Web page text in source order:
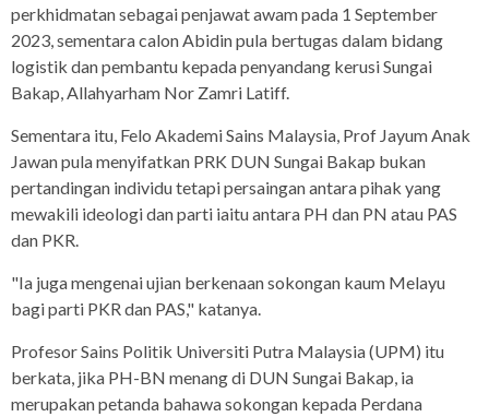
perkhidmatan sebagai penjawat awam pada 1 September
2023, sementara calon Abidin pula bertugas dalam bidang
logistik dan pembantu kepada penyandang kerusi Sungai
Bakap, Allahyarham Nor Zamri Latiff.
Sementara itu, Felo Akademi Sains Malaysia, Prof Jayum Anak
Jawan pula menyifatkan PRK DUN Sungai Bakap bukan
pertandingan individu tetapi persaingan antara pihak yang
mewakili ideologi dan parti iaitu antara PH dan PN atau PAS
dan PKR.
"Ia juga mengenai ujian berkenaan sokongan kaum Melayu
bagi parti PKR dan PAS," katanya.
Profesor Sains Politik Universiti Putra Malaysia (UPM) itu
berkata, jika PH-BN menang di DUN Sungai Bakap, ia
merupakan petanda bahawa sokongan kepada Perdana